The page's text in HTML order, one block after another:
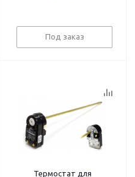
Под заказ
Термостат для